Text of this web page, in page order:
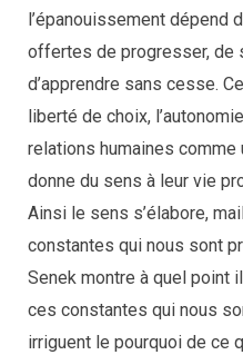
l’épanouissement
offertes de progresser, de
d’apprendre sans cesse.
liberté de choix,
relations humaines
donne du sens à leur vie
Ainsi le sens s’élabore,
constantes qui nous sont
Senek montre à quel point
ces constantes qui nous
irriguent le pourquoi de ce